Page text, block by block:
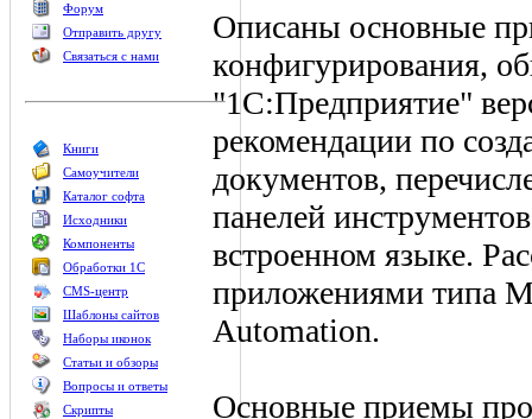
Форум
Отправить другу
Связаться с нами
Книги
Самоучители
Каталог софта
Исходники
Компоненты
Обработки 1С
CMS-центр
Шаблоны сайтов
Наборы иконок
Статьи и обзоры
Вопросы и ответы
Скрипты
Описаны основные
конфигурирования,
"1C:Предприятие"
рекомендации по
документов,
панелей
встроенном языке.
приложениями типа
Automation.
Основные приемы